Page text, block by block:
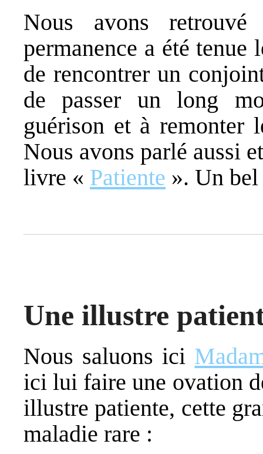
Nous avons
permanence a été
de rencontrer un
de passer un long
guérison et à remonter
Nous avons parlé aussi
livre « Patiente ». Un
Une illustre
Nous saluons ici
ici lui faire une ovation
illustre patiente, cette
maladie rare :